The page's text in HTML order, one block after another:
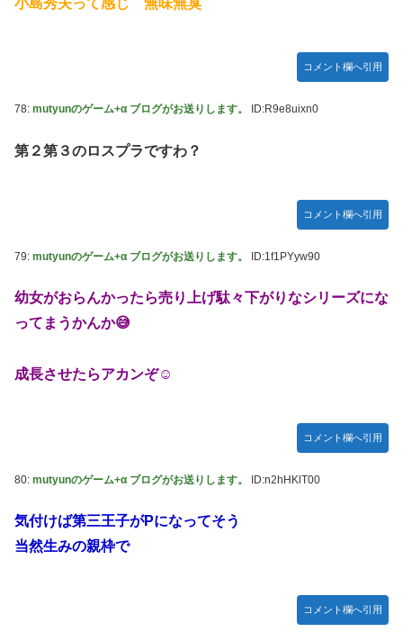
小島秀夫って感じ 無味無臭
コメント欄へ引用
78: mutyunのゲーム+α ブログがお送りします。 ID:R9e8uixn0
第２第３のロスプラですわ？
コメント欄へ引用
79: mutyunのゲーム+α ブログがお送りします。 ID:1f1PYyw90
幼女がおらんかったら売り上げ駄々下がりなシリーズにな
ってまうかんか😅
成長させたらアカンぞ☺
コメント欄へ引用
80: mutyunのゲーム+α ブログがお送りします。 ID:n2hHKlT00
気付けば第三王子がPになってそう
当然生みの親枠で
コメント欄へ引用